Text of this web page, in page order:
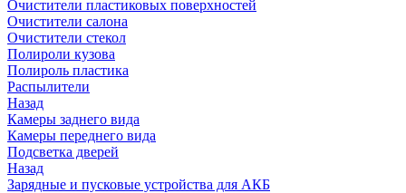
Очистители пластиковых поверхностей
Очистители салона
Очистители стекол
Полироли кузова
Полироль пластика
Распылители
Назад
Камеры заднего вида
Камеры переднего вида
Подсветка дверей
Назад
Зарядные и пусковые устройства для АКБ